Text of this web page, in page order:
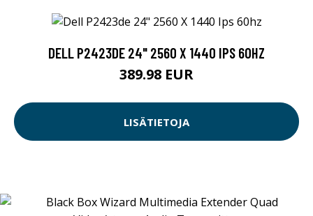
DELL P2423DE 24" 2560 X 1440 IPS 60HZ
389.98 EUR
LISÄTIETOJA